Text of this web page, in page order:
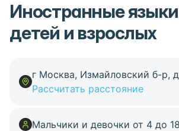
Иностранные
детей и взрослых
г Москва, Измайловский б-р,
Рассчитать расстояние
Мальчики и девочки от 4 до